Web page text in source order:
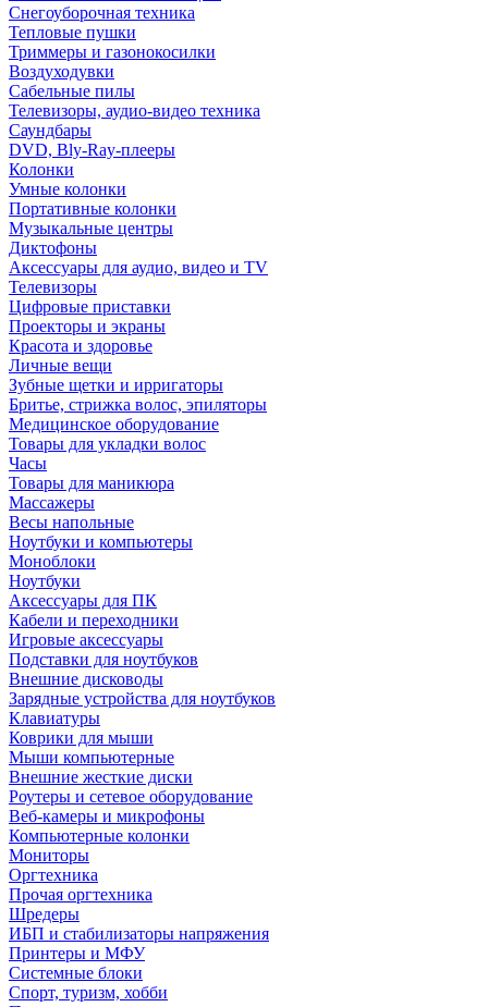
Снегоуборочная техника
Тепловые пушки
Триммеры и газонокосилки
Воздуходувки
Сабельные пилы
Телевизоры, аудио-видео техника
Саундбары
DVD, Bly-Ray-плееры
Колонки
Умные колонки
Портативные колонки
Музыкальные центры
Диктофоны
Аксессуары для аудио, видео и TV
Телевизоры
Цифровые приставки
Проекторы и экраны
Красота и здоровье
Личные вещи
Зубные щетки и ирригаторы
Бритье, стрижка волос, эпиляторы
Медицинское оборудование
Товары для укладки волос
Часы
Товары для маникюра
Массажеры
Весы напольные
Ноутбуки и компьютеры
Моноблоки
Ноутбуки
Аксессуары для ПК
Кабели и переходники
Игровые аксессуары
Подставки для ноутбуков
Внешние дисководы
Зарядные устройства для ноутбуков
Клавиатуры
Коврики для мыши
Мыши компьютерные
Внешние жесткие диски
Роутеры и сетевое оборудование
Веб-камеры и микрофоны
Компьютерные колонки
Мониторы
Оргтехника
Прочая оргтехника
Шредеры
ИБП и стабилизаторы напряжения
Принтеры и МФУ
Системные блоки
Спорт, туризм, хобби